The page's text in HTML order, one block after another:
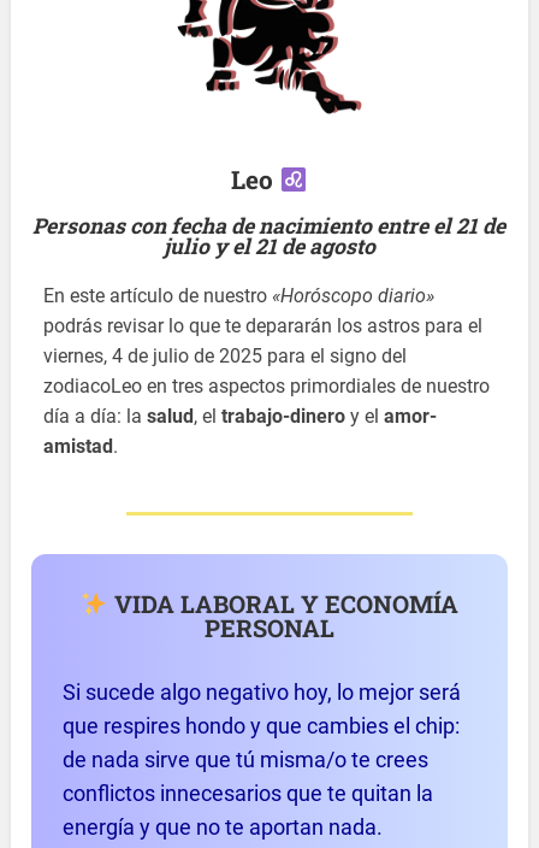
Leo
Personas con fecha de nacimiento entre el 21 de
julio y el 21 de agosto
En este artículo de nuestro «Horóscopo diario»
podrás revisar lo que te depararán los astros para el
viernes, 4 de julio de 2025 para el signo del
zodiacoLeo en tres aspectos primordiales de nuestro
día a día: lasalud , eltrabajo-dinero y elamor-
amistad .
VIDA LABORAL Y ECONOMÍA
PERSONAL
Si sucede algo negativo hoy, lo mejor será
que respires hondo y que cambies el chip:
de nada sirve que tú misma/o te crees
conflictos innecesarios que te quitan la
energía y que no te aportan nada.